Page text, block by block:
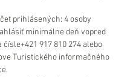
prihlásených: 4 osoby
minimálne deň vopred
917 810 274 alebo
Turistického informačného